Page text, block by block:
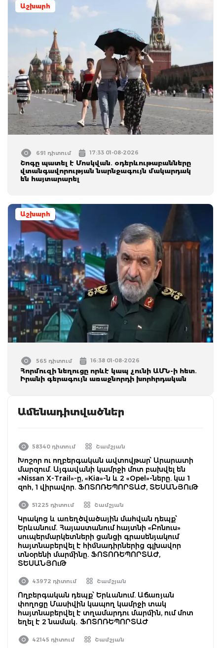
Աշխարհ
691 դիտում 17:33 01-08-2026
Շոգը պատել է Մոսկվան․ օդերևութաբանները
վտանգավորության նարնջագույն մակարդակ
են հայտարարել
Աշխարհ
565 դիտում 16:38 01-08-2026
Հորմուզի նեղուցը որևէ կապ չունի ԱՄՆ-ի հետ․
Իրանի գերագույն առաջնորդի խորհրդական
Ամենադիտվածներ
58340 դիտում Շամշյան
Խոշոր ու ողբերգական ավտովթար՝ Արարատի
մարզում. Այգավանի կամրջի մոտ բախվել են
«Nissan X-Trail»-ը, «Kia»-ն և 2 «Opel»-ները. կա 1
զոհ, 1 վիրավոր. ՖՈՏՈՌԵՊՈՐՏԱԺ, ՏԵՍԱՆՅՈւԹ
51225 դիտում Շամշյան
Կրակոց և առեղծվածային մահվան դեպք՝
Երևանում. Հայաստանում հայտնի «Բոնուս»
սուպերմարկետների ցանցի գրասենյակում
հայտնաբերվել է հիմնադիրներից գլխավոր
տնօրենի մարմինը. ՖՈՏՈՌԵՊՈՐՏԱԺ,
ՏԵՍԱՆՅՈւԹ
43972 դիտում Շամշյան
Ողբերգական դեպք՝ Երևանում. Աճառյան
փողոցը Մասիվին կապող կամրջի տակ
հայտնաբերվել է տղամարդու մարմին, ում մոտ
եղել է 2 նամակ․ ՖՈՏՈՌԵՊՈՐՏԱԺ
42145 դիտում Շամշյան